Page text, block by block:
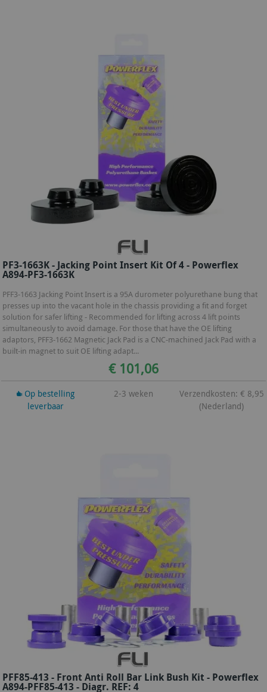
PF3-1663K - Jacking Point Insert Kit Of 4 - Powerflex
A894-PF3-1663K
PFF3-1663 Jacking Point Insert is a 95A durometer polyurethane bung that
presses up into the vacant hole in the chassis providing a fit and forget
solution for safer lifting - Recommended for lifting across 4 lift points
simultaneously to avoid damage. For those that have the OE lifting
adaptors, PFF3-1662 Magnetic Jack Pad is a CNC-machined Jack Pad with a
built-in magnet to suit OE lifting adapt...
€ 101,06
Op bestelling
leverbaar
2-3 weken
Verzendkosten: € 8,95
(Nederland)
PFF85-413 - Front Anti Roll Bar Link Bush Kit - Powerflex
A894-PFF85-413 - Diagr. REF: 4